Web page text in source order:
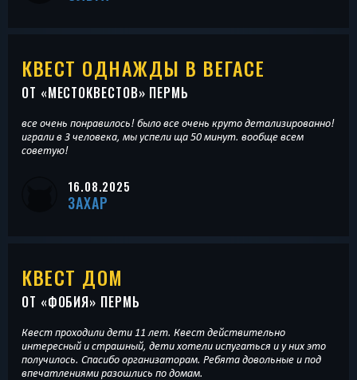
КВЕСТ ОДНАЖДЫ В ВЕГАСЕ
ОТ «МЕСТОКВЕСТОВ» ПЕРМЬ
все очень понравилось! было все очень круто детализированно!
играли в 3 человека, мы успели ща 50 минут. вообще всем
советую!
16.08.2025
ЗАХАР
КВЕСТ ДОМ
ОТ «ФОБИЯ» ПЕРМЬ
Квест проходили дети 11 лет. Квест действительно
интересный и страшный, дети хотели испугаться и у них это
получилось. Спасибо организаторам. Ребята довольные и под
впечатлениями разошлись по домам.